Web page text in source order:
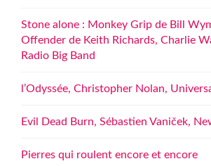
Stone alone : Monkey Grip de Bill
Offender de Keith Richards, Charlie
Radio Big Band
l’Odyssée, Christopher Nolan,
Evil Dead Burn, Sébastien Vaniček,
Pierres qui roulent encore et encore